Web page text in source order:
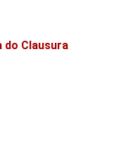
do Clausura